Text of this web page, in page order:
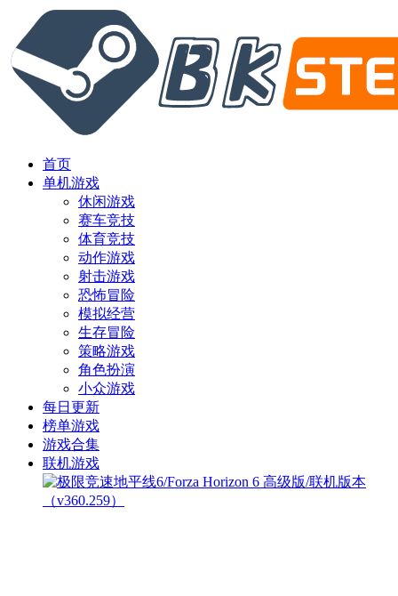
首页
单机游戏
休闲游戏
赛车竞技
体育竞技
动作游戏
射击游戏
恐怖冒险
模拟经营
生存冒险
策略游戏
角色扮演
小众游戏
每日更新
榜单游戏
游戏合集
联机游戏